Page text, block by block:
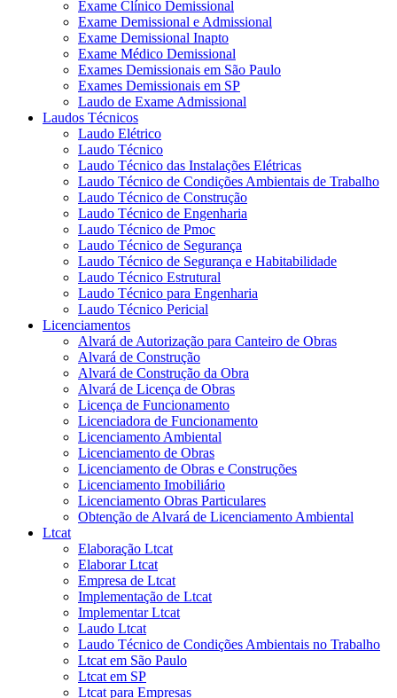
Exame Clínico Demissional
Exame Demissional e Admissional
Exame Demissional Inapto
Exame Médico Demissional
Exames Demissionais em São Paulo
Exames Demissionais em SP
Laudo de Exame Admissional
Laudos Técnicos
Laudo Elétrico
Laudo Técnico
Laudo Técnico das Instalações Elétricas
Laudo Técnico de Condições Ambientais de Trabalho
Laudo Técnico de Construção
Laudo Técnico de Engenharia
Laudo Técnico de Pmoc
Laudo Técnico de Segurança
Laudo Técnico de Segurança e Habitabilidade
Laudo Técnico Estrutural
Laudo Técnico para Engenharia
Laudo Técnico Pericial
Licenciamentos
Alvará de Autorização para Canteiro de Obras
Alvará de Construção
Alvará de Construção da Obra
Alvará de Licença de Obras
Licença de Funcionamento
Licenciadora de Funcionamento
Licenciamento Ambiental
Licenciamento de Obras
Licenciamento de Obras e Construções
Licenciamento Imobiliário
Licenciamento Obras Particulares
Obtenção de Alvará de Licenciamento Ambiental
Ltcat
Elaboração Ltcat
Elaborar Ltcat
Empresa de Ltcat
Implementação de Ltcat
Implementar Ltcat
Laudo Ltcat
Laudo Técnico de Condições Ambientais no Trabalho
Ltcat em São Paulo
Ltcat em SP
Ltcat para Empresas